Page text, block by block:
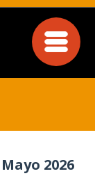
2026